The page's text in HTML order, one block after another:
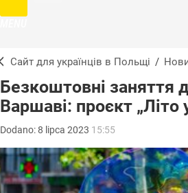
Сайт для українців в Польщі /
Бeзкoштовні заняття
Варшаві: проєкт „Літо
Dodano:8 lipca 2023 15:55